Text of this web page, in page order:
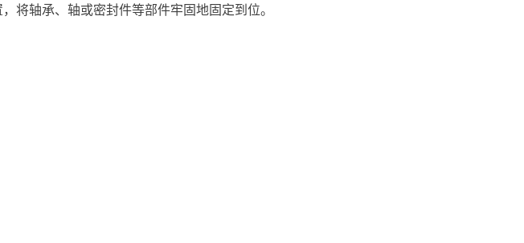
将轴承、轴或密封件等部件牢固地固定到位。